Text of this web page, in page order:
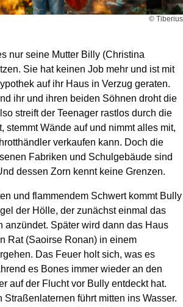
© Tiberius
nur seine Mutter Billy (Christina
Sie hat keinen Job mehr und ist mit
auf ihr Haus in Verzug geraten.
ihr und ihren beiden Söhnen droht die
streift der Teenager rastlos durch die
stemmt Wände auf und nimmt alles mit,
verkaufen kann. Doch die
Fabriken und Schulgebäude sind
dessen Zorn kennt keine Grenzen.
und flammendem Schwert kommt Bully
der Hölle, der zunächst einmal das
anzündet. Später wird dann das Haus
Rat (Saoirse Ronan) in einem
Das Feuer holt sich, was es
es Bones immer wieder an den
auf der Flucht vor Bully entdeckt hat.
Straßenlaternen führt mitten ins Wasser.